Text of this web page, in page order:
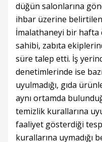
düğün salonlarına
ihbar üzerine
İmalathaneyi bir hafta
sahibi, zabıta
süre talep etti. İş
denetimlerinde ise
uyulmadığı, gıda
aynı ortamda
temizlik kurallarına
faaliyet gösterdiği
kurallarına uymadığı